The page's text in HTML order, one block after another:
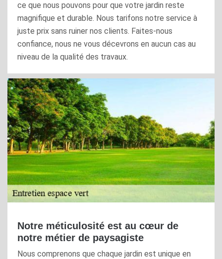
ce que nous pouvons pour que votre jardin reste
magnifique et durable. Nous tarifons notre service à
juste prix sans ruiner nos clients. Faites-nous
confiance, nous ne vous décevrons en aucun cas au
niveau de la qualité des travaux.
Notre méticulosité est au cœur de
notre métier de paysagiste
Nous comprenons que chaque jardin est unique en